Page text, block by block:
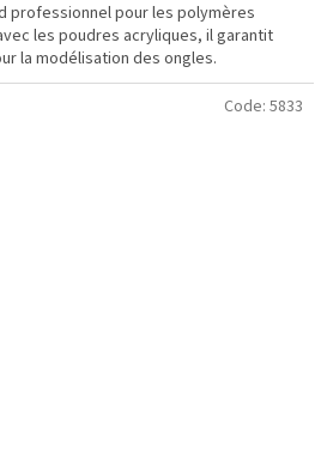
professionnel pour les polymères
les poudres acryliques, il garantit
la modélisation des ongles.
Code: 5833